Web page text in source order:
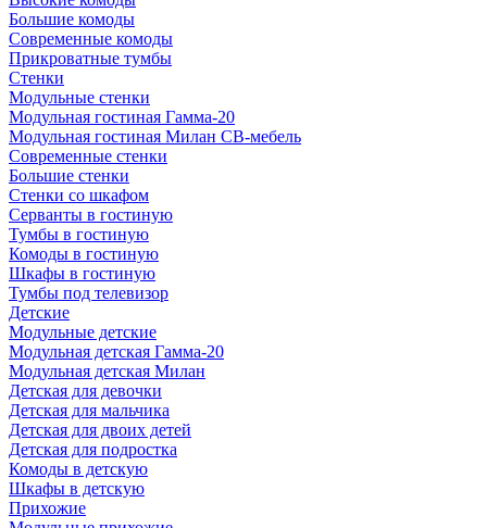
Большие комоды
Современные комоды
Прикроватные тумбы
Стенки
Модульные стенки
Модульная гостиная Гамма-20
Модульная гостиная Милан СВ-мебель
Современные стенки
Большие стенки
Стенки со шкафом
Серванты в гостиную
Тумбы в гостиную
Комоды в гостиную
Шкафы в гостиную
Тумбы под телевизор
Детские
Модульные детские
Модульная детская Гамма-20
Модульная детская Милан
Детская для девочки
Детская для мальчика
Детская для двоих детей
Детская для подростка
Комоды в детскую
Шкафы в детскую
Прихожие